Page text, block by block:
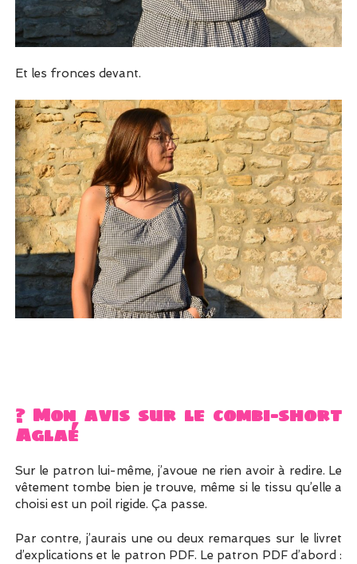
Et les fronces devant.
? Mon avis sur le combi-short
Aglaé
Sur le patron lui-même, j’avoue ne rien avoir à redire. Le
vêtement tombe bien je trouve, même si le tissu qu’elle a
choisi est un poil rigide. Ça passe.
Par contre, j’aurais une ou deux remarques sur le livret
d’explications et le patron PDF. Le patron PDF d’abord :